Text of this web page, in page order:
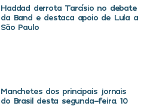
Haddad derrota Tarcísio no debate
da Band e destaca apoio de Lula a
São Paulo
Manchetes dos principais jornais
do Brasil desta segunda-feira. 10